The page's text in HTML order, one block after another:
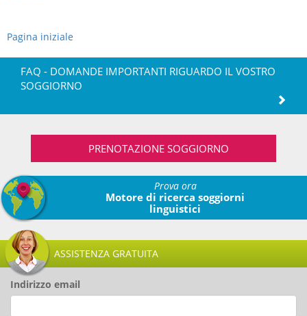
Pagina iniziale
FAQ - DOMANDE IMPORTANTI RIGUARDO IL VOSTRO
SOGGIORNO
PRENOTAZIONE SOGGIORNO
Prova ora
Motore di ricerca soggiorni
linguistici
ASSISTENZA GRATUITA
Indirizzo email